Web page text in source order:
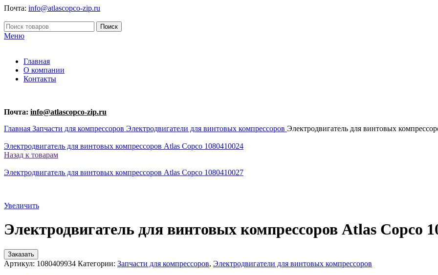
Почта: info@atlascopco-zip.ru
Поиск
Меню
Главная
О компании
Контакты
Почта: info@atlascopco-zip.ru
Главная Запчасти для компрессоров Электродвигатели для винтовых компрессоров Электродвигатель для винтовых
Электродвигатель для винтовых компрессоров Atlas Copco 1080410024
Назад к товарам
Электродвигатель для винтовых компрессоров Atlas Copco 1080410027
Увеличить
Электродвигатель для винтовых компрессоров Atlas Copco
Заказать
Артикул: 1080409934 Категории: Запчасти для компрессоров, Электродвигатели для винтовых компрессоров